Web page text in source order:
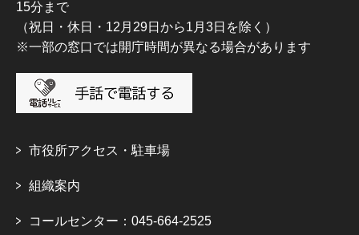
15分まで
（祝日・休日・12月29日から1月3日を除く）
※一部の窓口では開庁時間が異なる場合があります
市役所アクセス・駐車場
組織案内
コールセンター：045-664-2525